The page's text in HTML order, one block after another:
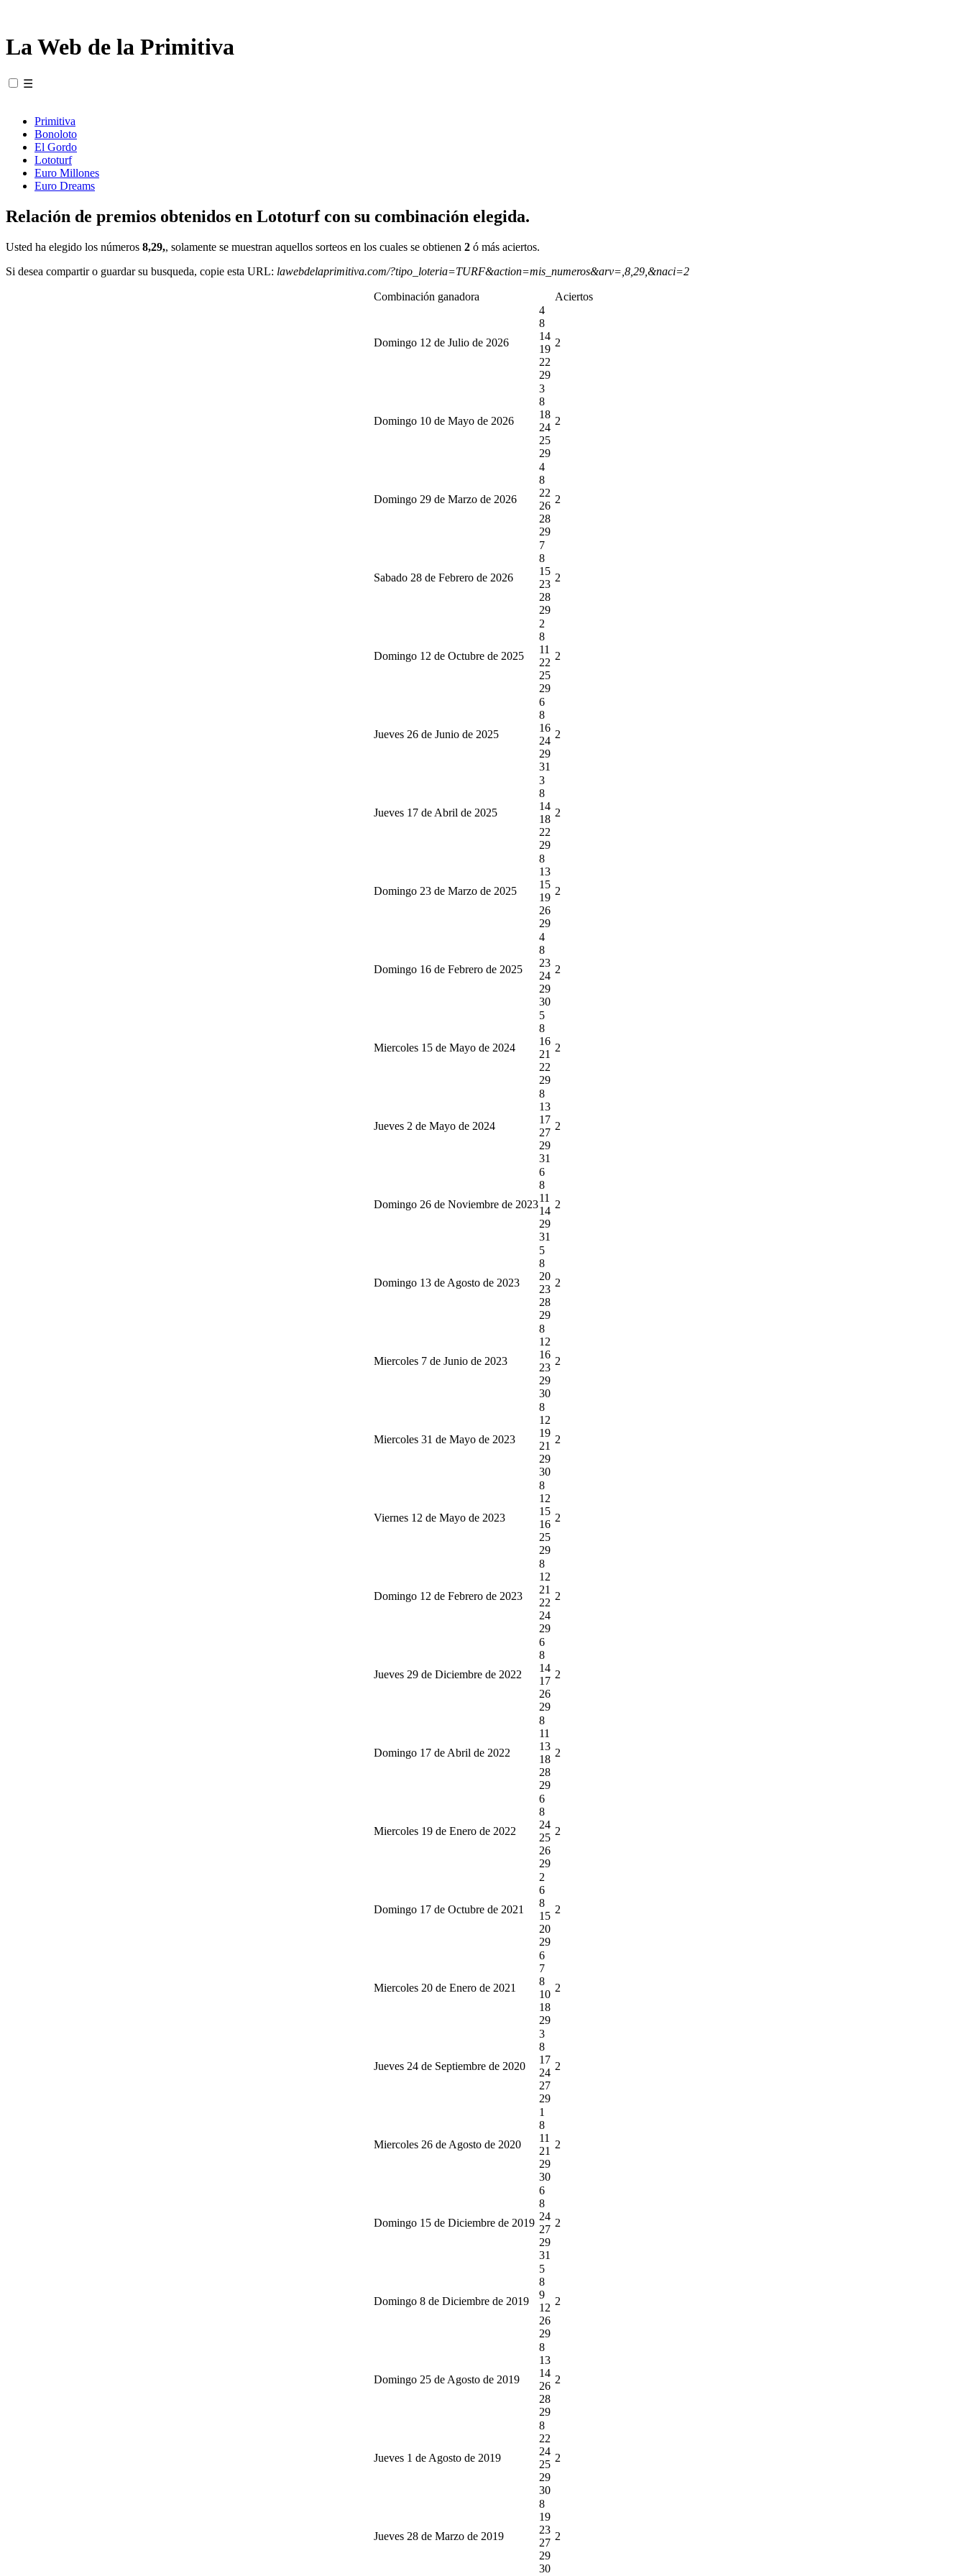
La Web de la Primitiva
☰
Primitiva
Bonoloto
El Gordo
Lototurf
Euro Millones
Euro Dreams
Relación de premios obtenidos en Lototurf con su combinación elegida.
Usted ha elegido los números 8,29,, solamente se muestran aquellos sorteos en los cuales se obtienen 2 ó más aciertos.
Si desea compartir o guardar su busqueda, copie esta URL: lawebdelaprimitiva.com/?tipo_loteria=TURF&action=mis_numeros&arv=,8,29,&naci=2
Combinación ganadora Aciertos
Domingo 12 de Julio de 2026
4
8
14
19
22
29
2
Domingo 10 de Mayo de 2026
3
8
18
24
25
29
2
Domingo 29 de Marzo de 2026
4
8
22
26
28
29
2
Sabado 28 de Febrero de 2026
7
8
15
23
28
29
2
Domingo 12 de Octubre de 2025
2
8
11
22
25
29
2
Jueves 26 de Junio de 2025
6
8
16
24
29
31
2
Jueves 17 de Abril de 2025
3
8
14
18
22
29
2
Domingo 23 de Marzo de 2025
8
13
15
19
26
29
2
Domingo 16 de Febrero de 2025
4
8
23
24
29
30
2
Miercoles 15 de Mayo de 2024
5
8
16
21
22
29
2
Jueves 2 de Mayo de 2024
8
13
17
27
29
31
2
Domingo 26 de Noviembre de 2023
6
8
11
14
29
31
2
Domingo 13 de Agosto de 2023
5
8
20
23
28
29
2
Miercoles 7 de Junio de 2023
8
12
16
23
29
30
2
Miercoles 31 de Mayo de 2023
8
12
19
21
29
30
2
Viernes 12 de Mayo de 2023
8
12
15
16
25
29
2
Domingo 12 de Febrero de 2023
8
12
21
22
24
29
2
Jueves 29 de Diciembre de 2022
6
8
14
17
26
29
2
Domingo 17 de Abril de 2022
8
11
13
18
28
29
2
Miercoles 19 de Enero de 2022
6
8
24
25
26
29
2
Domingo 17 de Octubre de 2021
2
6
8
15
20
29
2
Miercoles 20 de Enero de 2021
6
7
8
10
18
29
2
Jueves 24 de Septiembre de 2020
3
8
17
24
27
29
2
Miercoles 26 de Agosto de 2020
1
8
11
21
29
30
2
Domingo 15 de Diciembre de 2019
6
8
24
27
29
31
2
Domingo 8 de Diciembre de 2019
5
8
9
12
26
29
2
Domingo 25 de Agosto de 2019
8
13
14
26
28
29
2
Jueves 1 de Agosto de 2019
8
22
24
25
29
30
2
Jueves 28 de Marzo de 2019
8
19
23
27
29
30
2